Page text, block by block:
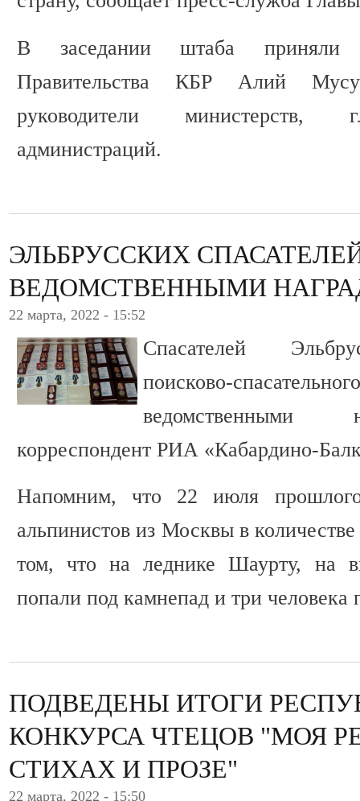
В заседании штаба приняли
Правительства КБР Алий
руководители министерств,
администраций.
ЭЛЬБРУССКИХ
ВЕДОМСТВЕННЫМИ
22 марта, 2022 - 15:52
Спасателей
поисково-
ведомственными
корреспондент РИА «Кабардино-
Напомним, что 22 июля
альпинистов из Москвы в
том, что на леднике Шаурту, на
попали под камнепад и три человека
ПОДВЕДЕНЫ ИТОГИ
КОНКУРСА ЧТЕЦОВ "МОЯ
СТИХАХ И ПРОЗЕ"
22 марта, 2022 - 15:50